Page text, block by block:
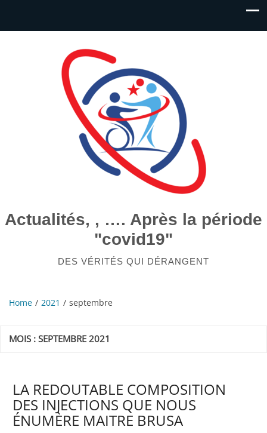
Actualités, , …. Après la période
"covid19"
DES VÉRITÉS QUI DÉRANGENT
Home 2021 septembre
MOIS :SEPTEMBRE 2021
LA REDOUTABLE COMPOSITION
DES INJECTIONS QUE NOUS
ÉNUMÈRE MAITRE BRUSA